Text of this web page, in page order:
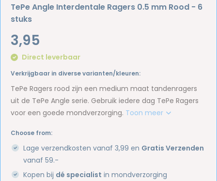
TePe Angle Interdentale Ragers 0.5 mm Rood - 6
stuks
3,95
Direct leverbaar
Verkrijgbaar in diverse varianten/kleuren:
TePe Ragers rood zijn een medium maat tandenragers
uit de TePe Angle serie. Gebruik iedere dag TePe Ragers
voor een goede mondverzorging. Toon meer
Choose from:
Lage verzendkosten vanaf 3,99 en Gratis Verzenden
vanaf 59.-
Kopen bij dé specialist in mondverzorging